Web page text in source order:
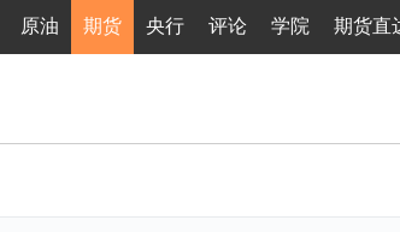
原油 期货 央行 评论 学院 期货直